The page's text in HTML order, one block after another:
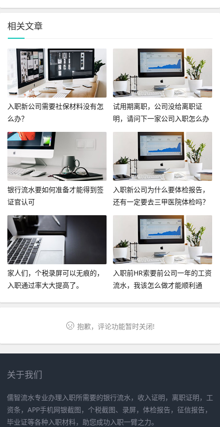
相关文章
入职新公司需要社保材料没有怎
么办？
试用期离职，公司没给离职证
明，请问下一家公司入职怎么办
呢？
银行流水要如何准备才能得到签
证官认可
入职新公司为什么要体检报告，
还有一定要去三甲医院体检吗？
家人们，个税录屏可以无痕的，
入职通过率大大提高了。
入职前HR索要前公司一年的工资
流水，我该怎么做才能顺利通
抱歉，评论功能暂时关闭!
关于我们
儒智流水专业办理入职所需要的银行流水，收入证明，离职证明，工
资条，APP手机网银截图，个税截图、录屏，体检报告，征信报告，
毕业证等各种入职材料，助您成功入职一臂之力。